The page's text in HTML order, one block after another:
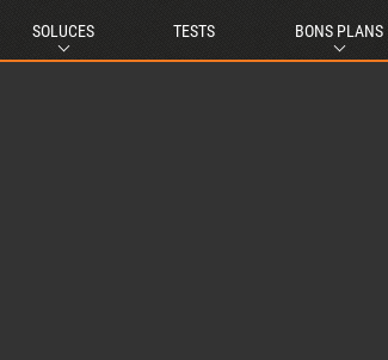
SOLUCES TESTS BONS PLANS